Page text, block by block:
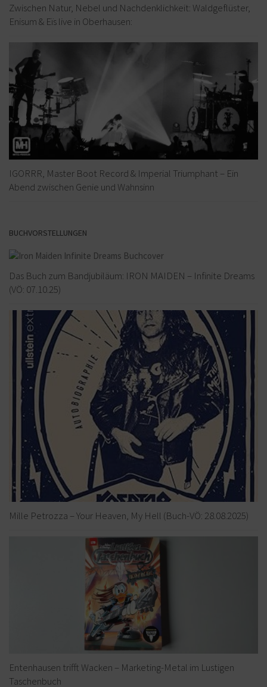
Zwischen Natur, Nebel und Nachdenklichkeit: Waldgeflüster,
Enisum & Eïs live in Oberhausen:
IGORRR, Master Boot Record & Imperial Triumphant – Ein
Abend zwischen Genie und Wahnsinn
BUCHVORSTELLUNGEN
Das Buch zum Bandjubiläum: IRON MAIDEN – Infinite Dreams
(VÖ: 07.10.25)
Mille Petrozza – Your Heaven, My Hell (Buch-VÖ: 28.08.2025)
Entenhausen trifft Wacken – Marketing-Metal im Lustigen
Taschenbuch